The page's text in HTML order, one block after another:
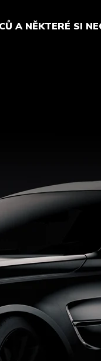
A NĚKTERÉ SI